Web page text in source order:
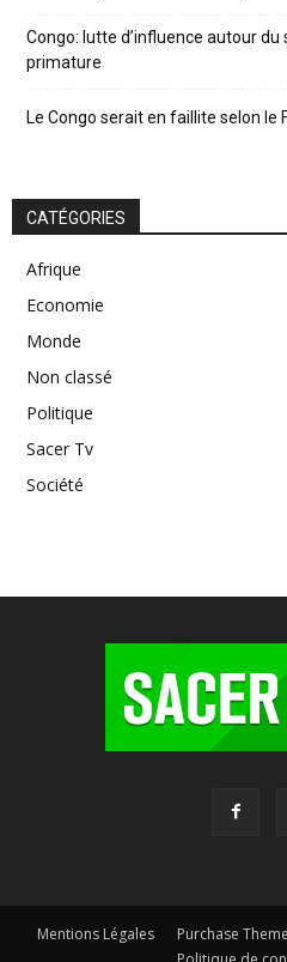
Congo: lutte d’influence autour
primature
Le Congo serait en faillite selon le
CATÉGORIES
Afrique
Economie
Monde
Non classé
Politique
Sacer Tv
Société
Mentions Légales Purchase Theme